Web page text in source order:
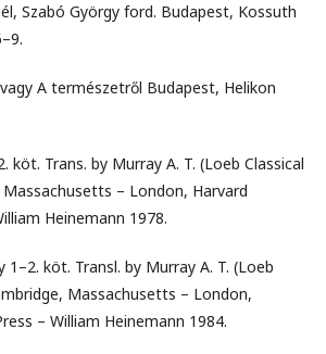
Szabó György ford. Budapest, Kossuth
A természetről Budapest, Helikon
köt. Trans. by Murray A. T. (Loeb Classical
– London, Harvard
Heinemann 1978.
1–2. köt. Transl. by Murray A. T. (Loeb
Massachusetts – London,
– William Heinemann 1984.